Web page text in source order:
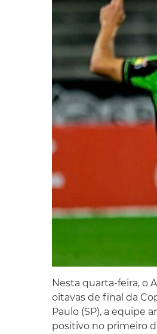
Nesta quarta-feira, o
oitavas de final da
Paulo (SP), a equipe
positivo no primeiro